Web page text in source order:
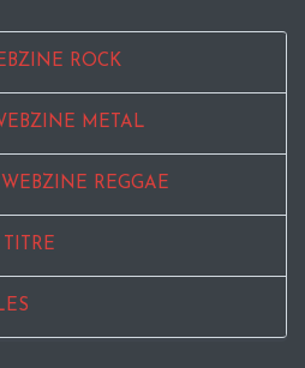
ROCK
METAL
REGGAE